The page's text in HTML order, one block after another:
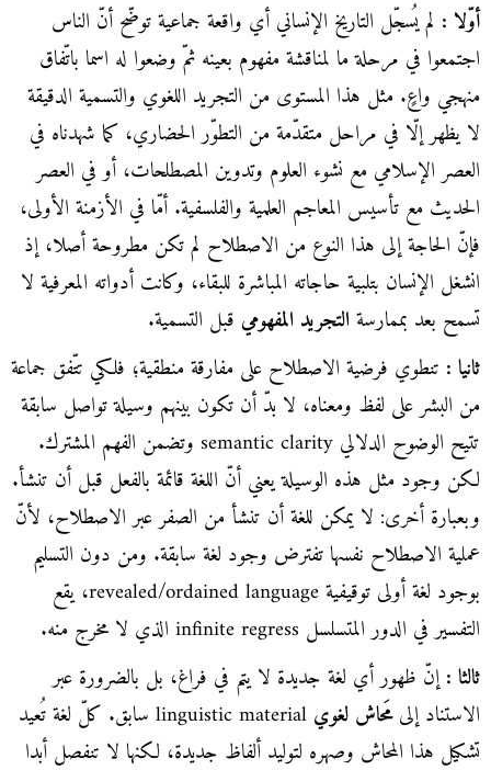
أوّلا : لم يُسجّل التاريخ الإنساني أي واقعة جماعية توضّح أنّ الناس
اجتمعوا في مرحلة ما لمناقشة مفهوم بعينه ثمّ وضعوا له اسما باتّفاق
منهجي واعٍ. مثل هذا المستوى من التجريد اللغوي والتسمية الدقيقة
لا يظهر إلّا في مراحل متقدّمة من التطوّر الحضاري، كما شهدناه في
العصر الإسلامي مع نشوء العلوم وتدوين المصطلحات، أو في العصر
الحديث مع تأسيس المعاجم العلمية والفلسفية. أمّا في الأزمنة الأولى،
فإنّ الحاجة إلى هذا النوع من الاصطلاح لم تكن مطروحة أصلا، إذ
انشغل الإنسان بتلبية حاجاته المباشرة للبقاء، وكانت أدواته المعرفية لا
تسمح بعد بممارسةالتجريد المفهومي قبل التسمية.
ثانيا : تنطوي فرضية الاصطلاح على مفارقة منطقية؛ فلكي تتّفق جماعة
من البشر على لفظ ومعناه، لا بدّ أن تكون بينهم وسيلة تواصل سابقة
تتيح الوضوح الدلالي semantic clarity وتضمن الفهم المشترك.
لكن وجود مثل هذه الوسيلة يعني أنّ اللغة قائمة بالفعل قبل أن تنشأ.
وبعبارة أخرى: لا يمكن للغة أن تنشأ من الصفر عبر الاصطلاح، لأنّ
عملية الاصطلاح نفسها تفترض وجود لغة سابقة. ومن دون التسليم
بوجود لغة أولى توقيفية revealed/ordained language، يقع
التفسير في الدور المتسلسل infinite regress الذي لا مخرج منه.
ثالثا :إنّ ظهور أي لغة جديدة لا يتم في فراغ، بل بالضرورة عبر
الاستناد إلىمَحاش لغوي
linguistic material سابق. كلّ لغة تُعيد
تشكيل هذا المحاش وصهره لتوليد ألفاظ جديدة، لكنها لا تنفصل أبدا